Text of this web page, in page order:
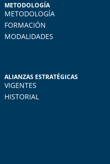
el diploma con
mi casa. La
virtual es
METODOLOGÍA
METODOLOGÍA
FORMACIÓN
MODALIDADES
ALIANZAS ESTRATÉGICAS
VIGENTES
HISTORIAL